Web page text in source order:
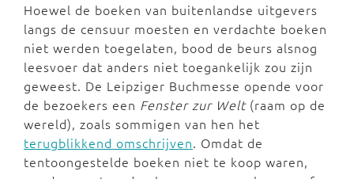
Hoewel de boeken van buitenlandse uitgevers
langs de censuur moesten en verdachte boeken
niet werden toegelaten, bood de beurs alsnog
leesvoer dat anders niet toegankelijk zou zijn
geweest. De Leipziger Buchmesse opende voor
de bezoekers een Fenster zur Welt(raam op de
wereld), zoals sommigen van hen het
terugblikkend omschrijven. Omdat de
tentoongestelde boeken niet te koop waren,